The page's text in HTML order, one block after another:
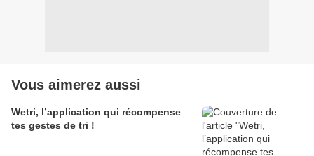
Vous aimerez aussi
Wetri, l’application qui récompense
tes gestes de tri !